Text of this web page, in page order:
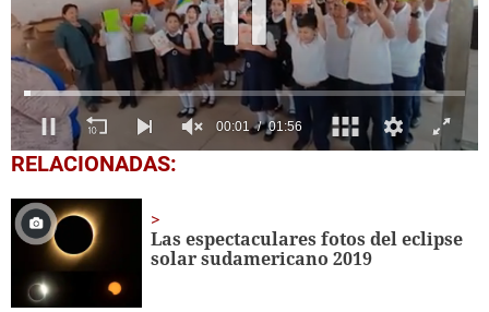
0
seconds
1
minute,
56
seconds
RELACIONADAS:
Las espectaculares fotos del eclipse
solar sudamericano 2019